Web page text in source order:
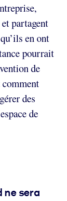
partagent
en ont
pourrait
de
des
de
ne sera